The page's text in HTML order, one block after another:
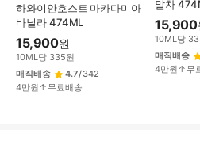
하와이안호스트 마카다미아
바닐라 474ML
15,900원
10ML당 335원
매직배송
4.7/342
4만원↑무료배송
말차
15,900
10ML당
매직배송
4만원↑무